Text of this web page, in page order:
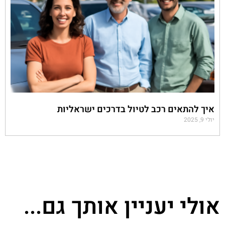
איך להתאים רכב לטיול בדרכים ישראליות
יולי 9, 2025
אולי יעניין אותך גם...